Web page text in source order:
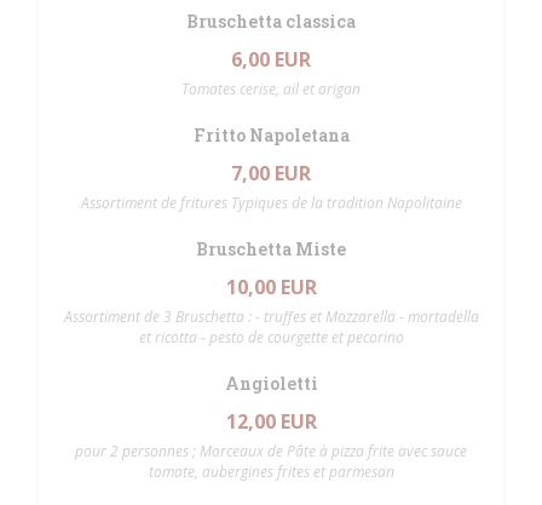
Bruschetta classica
6,00 EUR
Tomates cerise, ail et origan
Fritto Napoletana
7,00 EUR
Assortiment de fritures Typiques de la tradition Napolitaine
Bruschetta Miste
10,00 EUR
Assortiment de 3 Bruschetta : - truffes et Mozzarella - mortadella
et ricotta - pesto de courgette et pecorino
Angioletti
12,00 EUR
pour 2 personnes ; Morceaux de Pâte à pizza frite avec sauce
tomate, aubergines frites et parmesan